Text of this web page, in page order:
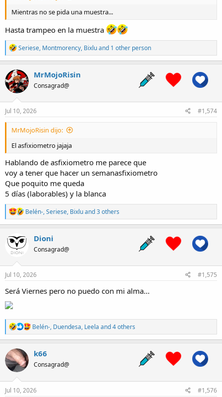
Mientras no se pida una muestra...
Hasta trampeo en la muestra
R
e
a
c
t
i
o
n
s
Seriese, Montmorency, Bixluand 1 other person
MrMojoRisin
Consagrad@
Jul 10, 2026 #1,574
MrMojoRisin dijo:
El asfixiometro jajaja
Hablando de asfixiometro me parece que
voy a tener que hacer un semanasfixiometro
Que poquito me queda
5 días (laborables) y la blanca
R
e
a
t
n
s
Belén-,Seriese, Bixluand 3 others
Dioni
Consagrad@
Jul 10, 2026 #1,575
Será Viernes pero no puedo con mi alma...
R
e
a
c
n
s
Belén-, Duendesa, Leela and 4 others
k66
Consagrad@
Jul 10, 2026 #1,576